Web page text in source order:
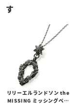
す
リリーエルランドソン the
MISSING ミッシングペン